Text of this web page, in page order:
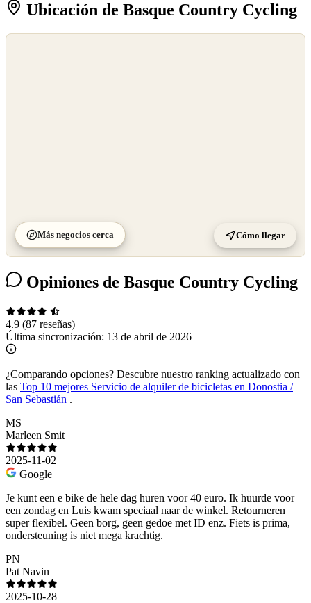
Ubicación de Basque Country Cycling
Más negocios cerca Cómo llegar
Opiniones de Basque Country Cycling
4.9 (87 reseñas)
Última sincronización: 13 de abril de 2026
¿Comparando opciones? Descubre nuestro ranking actualizado con
las Top 10 mejores Servicio de alquiler de bicicletas en Donostia /
San Sebastián .
MS
Marleen Smit
2025-11-02
Google
Je kunt een e bike de hele dag huren voor 40 euro. Ik huurde voor
een zondag en Luis kwam speciaal naar de winkel. Retourneren
super flexibel. Geen borg, geen gedoe met ID enz. Fiets is prima,
ondersteuning is niet mega krachtig.
PN
Pat Navin
2025-10-28